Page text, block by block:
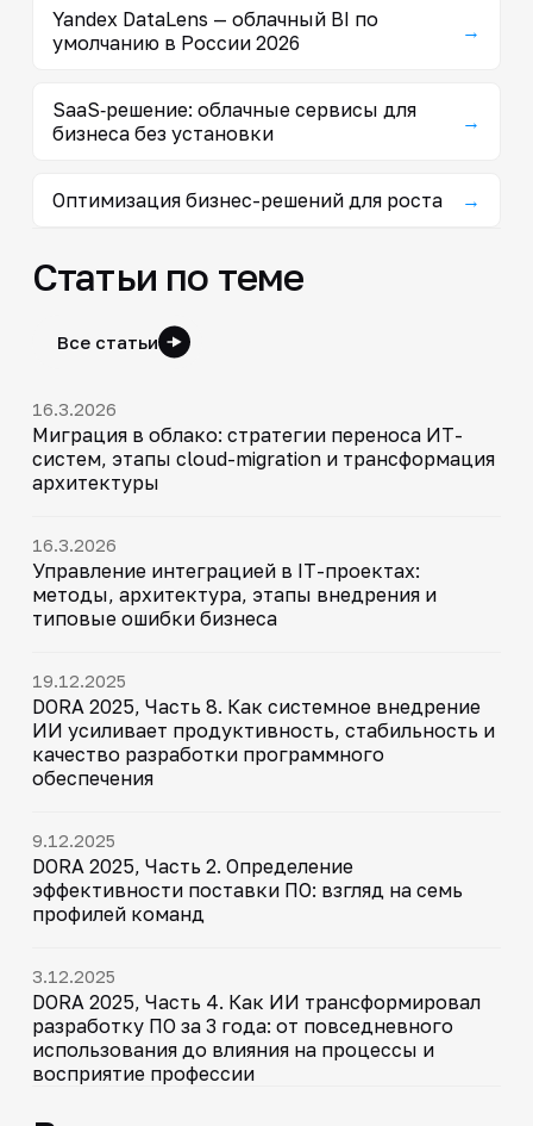
Yandex DataLens — облачный BI по
умолчанию в России 2026
→
SaaS‑решение: облачные сервисы для
бизнеса без установки
→
Оптимизация бизнес-решений для роста →
Статьи по теме
Все статьи
16.3.2026
Миграция в облако: стратегии переноса ИТ-
систем, этапы cloud-migration и трансформация
архитектуры
16.3.2026
Управление интеграцией в IT-проектах:
методы, архитектура, этапы внедрения и
типовые ошибки бизнеса
19.12.2025
DORA 2025, Часть 8. Как системное внедрение
ИИ усиливает продуктивность, стабильность и
качество разработки программного
обеспечения
9.12.2025
DORA 2025, Часть 2. Определение
эффективности поставки ПО: взгляд на семь
профилей команд
3.12.2025
DORA 2025, Часть 4. Как ИИ трансформировал
разработку ПО за 3 года: от повседневного
использования до влияния на процессы и
восприятие профессии